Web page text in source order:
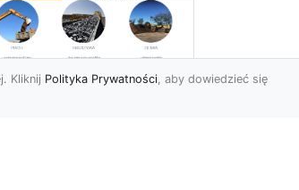
Kliknij Polityka Prywatności, aby dowiedzieć się